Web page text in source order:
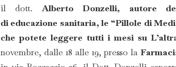
il dott.Alberto Donzelli, autore
di educazione sanitaria, le “Pillole di
che potete leggere tutti i mesi su
novembre, dalle 18 alle 19, presso la